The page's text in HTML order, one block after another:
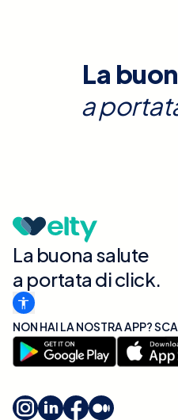
La
a
La buona salute
a portata di click.
NON HAI LA NOSTRA APP?